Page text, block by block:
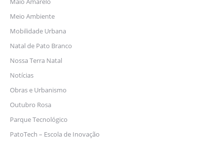
Meio Ambiente
Mobilidade Urbana
Natal de Pato Branco
Nossa Terra Natal
Notícias
Obras e Urbanismo
Outubro Rosa
Parque Tecnológico
PatoTech – Escola de Inovação